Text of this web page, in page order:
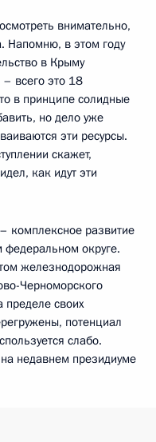
внимательно,
Напомню, в этом году
в Крыму
всего это 18
в принципе солидные
но дело уже
эти ресурсы.
скажет,
как идут эти
комплексное развитие
округе.
железнодорожная
Черноморского
пределе своих
потенциал
слабо.
недавнем президиуме